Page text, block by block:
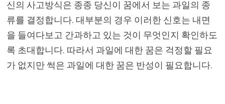
신의 사고방식은 종종 당신이 꿈에서 보는 과일의 종
류를 결정합니다. 대부분의 경우 이러한 신호는 내면
을 들여다보고 간과하고 있는 것이 무엇인지 확인하도
록 초대합니다. 따라서 과일에 대한 꿈은 걱정할 필요
가 없지만 썩은 과일에 대한 꿈은 반성이 필요합니다.